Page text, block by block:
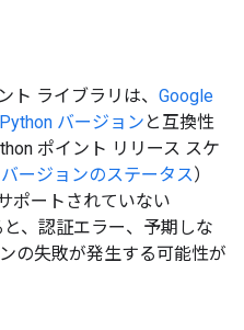
ト ライブラリは、 Google
バージョン と互換性
ポイント リリース スケ
ージョンのステータス）
ポートされていない
、認証エラー、予期しな
の失敗が発生する可能性が